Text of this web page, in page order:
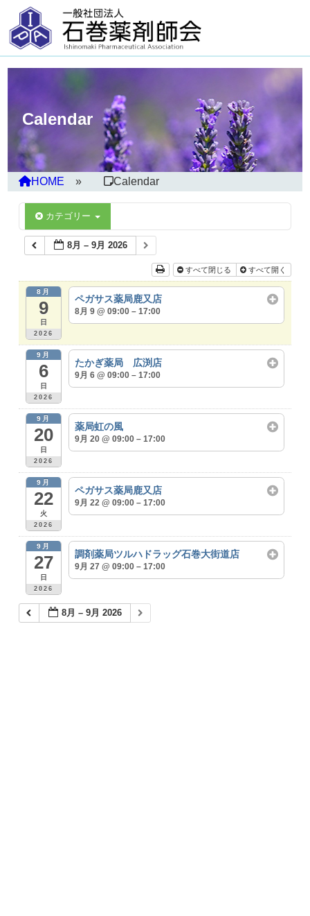
Calendar
HOME Calendar
カテゴリー
8月 – 9月 2026
すべて閉じる すべて開く
8月
9
日
2026
ペガサス薬局鹿又店
8月 9 @ 09:00 – 17:00
9月
6
日
2026
たかぎ薬局 広渕店
9月 6 @ 09:00 – 17:00
9月
20
日
2026
薬局虹の風
9月 20 @ 09:00 – 17:00
9月
22
火
2026
ペガサス薬局鹿又店
9月 22 @ 09:00 – 17:00
9月
27
日
2026
調剤薬局ツルハドラッグ石巻大街道店
9月 27 @ 09:00 – 17:00
8月 – 9月 2026